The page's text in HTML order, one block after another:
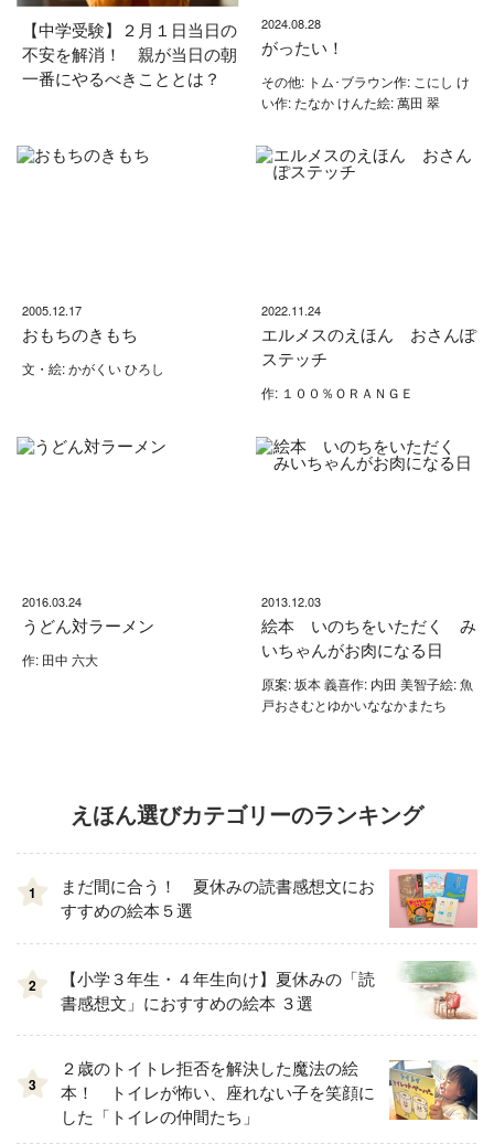
【中学受験】２月１日当日の
不安を解消！ 親が当日の朝
一番にやるべきこととは？
2024.08.28
がったい！
その他: トム･ブラウン作: こにし け
い作: たなか けんた絵: 萬田 翠
2005.12.17
おもちのきもち
文・絵: かがくい ひろし
2022.11.24
エルメスのえほん おさんぽ
ステッチ
作: １００％ＯＲＡＮＧＥ
2016.03.24
うどん対ラーメン
作: 田中 六大
2013.12.03
絵本 いのちをいただく み
いちゃんがお肉になる日
原案: 坂本 義喜作: 内田 美智子絵: 魚
戸おさむとゆかいななかまたち
えほん選びカテゴリーのランキング
1
まだ間に合う！ 夏休みの読書感想文にお
すすめの絵本５選
2
【小学３年生・４年生向け】夏休みの「読
書感想文」におすすめの絵本 ３選
3
２歳のトイトレ拒否を解決した魔法の絵
本！ トイレが怖い、座れない子を笑顔に
した「トイレの仲間たち」